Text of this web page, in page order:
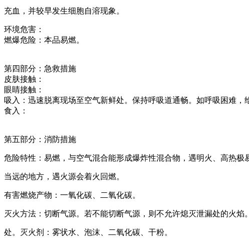
充血，并较早发生细胞自溶现象。
环境危害：
燃爆危险：本品易燃。
第四部分：急救措施
皮肤接触：
眼睛接触：
吸入：迅速脱离现场至空气新鲜处。保持呼吸道通畅。如呼吸困难，
食入：
第五部分：消防措施
危险特性：易燃，与空气混合能形成爆炸性混合物，遇明火、高热
当远的地方，遇火源会着火回燃。
有害燃烧产物：一氧化碳、二氧化碳。
灭火方法：切断气源。若不能切断气源，则不允许熄灭泄漏处的火
处。灭火剂：雾状水、泡沫、二氧化碳、干粉。